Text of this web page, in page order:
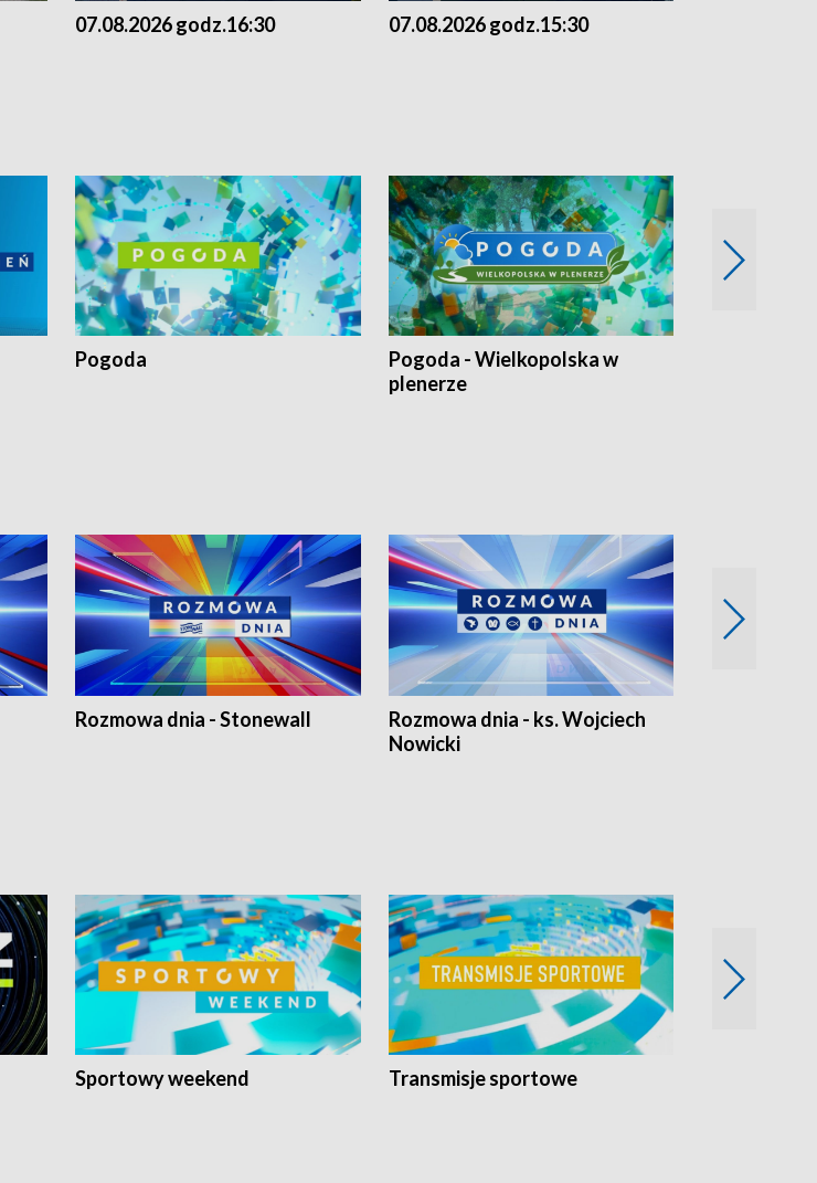
07.08.2026 godz.16:30 07.08.2026 godz.15:30
Pogoda
Pogoda - Wielkopolska w
plenerze
Rozmowa dnia - Stonewall
Rozmowa dnia - ks. Wojciech
Nowicki
Sportowy weekend Transmisje sportowe